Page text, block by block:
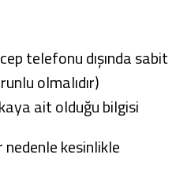
telefonu dışında sabit
olmalıdır)
ait olduğu bilgisi
kesinlikle